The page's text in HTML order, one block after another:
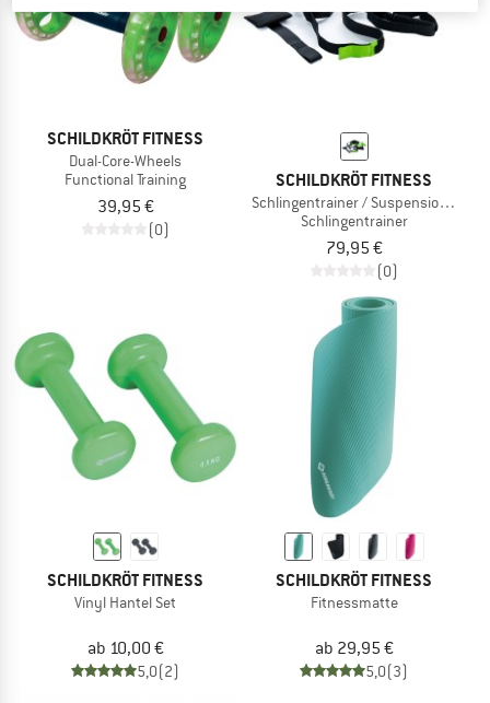
SCHILDKRÖT FITNESS
Dual-Core-Wheels
Functional Training
39,95 €
(0)
SCHILDKRÖT FITNESS
Schlingentrainer / Suspension-
Schlingentrainer
79,95 €
(0)
SCHILDKRÖT FITNESS
Vinyl Hantel Set
ab 10,00 €
5,0(2)
SCHILDKRÖT FITNESS
Fitnessmatte
ab 29,95 €
5,0(3)